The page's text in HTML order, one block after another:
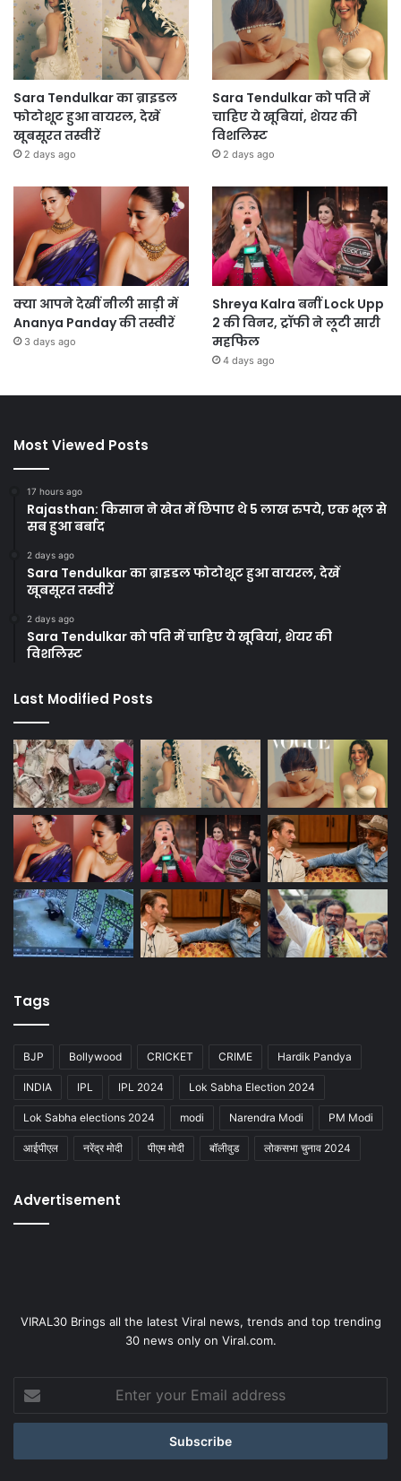
Sara Tendulkar का ब्राइडल
फोटोशूट हुआ वायरल, देखें
खूबसूरत तस्वीरें
2 days ago
Sara Tendulkar को पति में
चाहिए ये खूबियां, शेयर की
विशलिस्ट
2 days ago
क्या आपने देखीं नीली साड़ी में
Ananya Panday की तस्वीरें
3 days ago
Shreya Kalra बनीं Lock Upp
2 की विनर, ट्रॉफी ने लूटी सारी
महफिल
4 days ago
Most Viewed Posts
17 hours ago
Rajasthan: किसान ने खेत में छिपाए थे 5 लाख रुपये, एक भूल से
सब हुआ बर्बाद
2 days ago
Sara Tendulkar का ब्राइडल फोटोशूट हुआ वायरल, देखें
खूबसूरत तस्वीरें
2 days ago
Sara Tendulkar को पति में चाहिए ये खूबियां, शेयर की
विशलिस्ट
Last Modified Posts
Tags
BJP Bollywood CRICKET CRIME Hardik Pandya
INDIA IPL IPL 2024 Lok Sabha Election 2024
Lok Sabha elections 2024 modi Narendra Modi PM Modi
आईपीएल नरेंद्र मोदी पीएम मोदी बॉलीवुड लोकसभा चुनाव 2024
Advertisement
VIRAL30 Brings all the latest Viral news, trends and top trending
30 news only on Viral.com.
your
Email